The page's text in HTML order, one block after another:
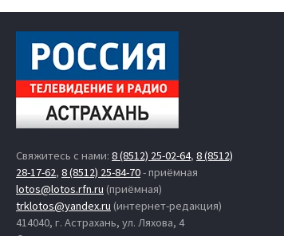
Свяжитесь с нами: 8 (8512) 25-02-64, 8 (8512)
28-17-62, 8 (8512) 25-84-70- приёмная
lotos@lotos.rfn.ru (приёмная)
trklotos@yandex.ru (интернет-редакция)
414040, г. Астрахань, ул. Ляхова, 4